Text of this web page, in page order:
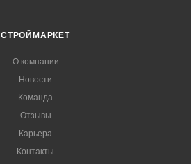
СТРОЙМАРКЕТ
О компании
Новости
Команда
Отзывы
Карьера
Контакты